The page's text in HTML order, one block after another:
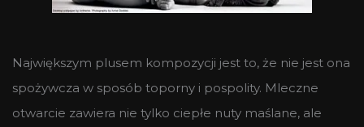
Największym plusem kompozycji jest to, że nie jest ona
spożywcza w sposób toporny i pospolity. Mleczne
otwarcie zawiera nie tylko ciepłe nuty maślane, ale